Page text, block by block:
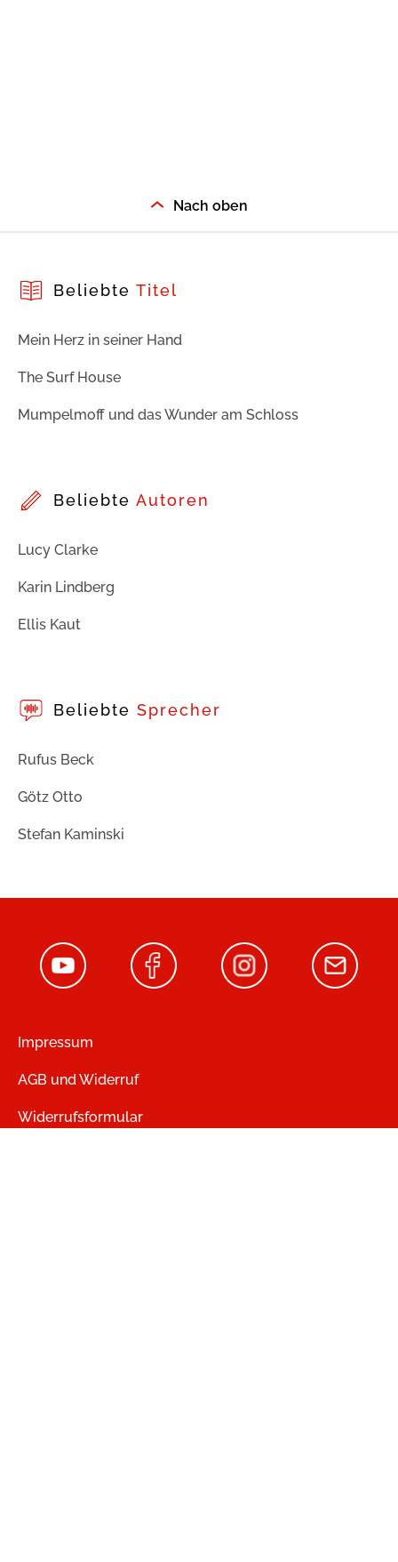
Nach oben
Beliebte Titel
Mein Herz in seiner Hand
The Surf House
Mumpelmoff und das Wunder am Schloss
Beliebte Autoren
Lucy Clarke
Karin Lindberg
Ellis Kaut
Beliebte Sprecher
Rufus Beck
Götz Otto
Stefan Kaminski
Impressum
AGB und Widerruf
Widerrufsformular